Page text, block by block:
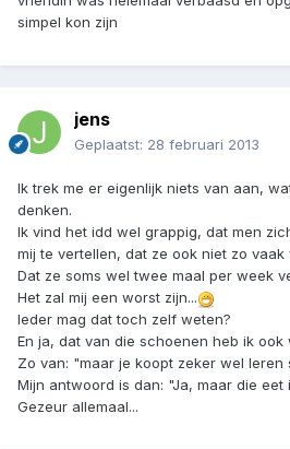
simpel kon zijn
jens
Geplaatst: 28 februari 2013
Ik trek me er eigenlijk niets van aan,
denken.
Ik vind het idd wel grappig, dat men
mij te vertellen, dat ze ook niet zo vaak
Dat ze soms wel twee maal per week
Het zal mij een worst zijn...
Ieder mag dat toch zelf weten?
En ja, dat van die schoenen heb ik ook
Zo van: "maar je koopt zeker wel leren
Mijn antwoord is dan: "Ja, maar die eet
Gezeur allemaal...